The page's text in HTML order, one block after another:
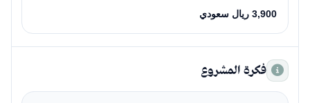
3,900 ريال سعودي
فكرة المشروع